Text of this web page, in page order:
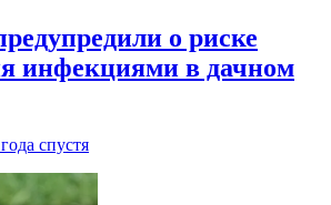
о риске
инфекциями в дачном
спустя